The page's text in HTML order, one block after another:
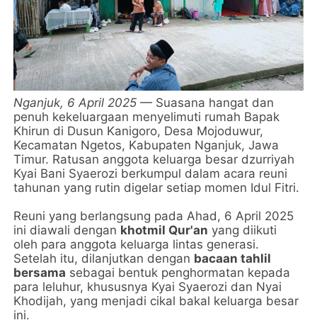
Nganjuk, 6 April 2025 — Suasana hangat dan
penuh kekeluargaan menyelimuti rumah Bapak
Khirun di Dusun Kanigoro, Desa Mojoduwur,
Kecamatan Ngetos, Kabupaten Nganjuk, Jawa
Timur. Ratusan anggota keluarga besar dzurriyah
Kyai Bani Syaerozi berkumpul dalam acara reuni
tahunan yang rutin digelar setiap momen Idul Fitri.
Reuni yang berlangsung pada Ahad, 6 April 2025
ini diawali dengan khotmil Qur'an yang diikuti
oleh para anggota keluarga lintas generasi.
Setelah itu, dilanjutkan dengan bacaan tahlil
bersama sebagai bentuk penghormatan kepada
para leluhur, khususnya Kyai Syaerozi dan Nyai
Khodijah, yang menjadi cikal bakal keluarga besar
ini.